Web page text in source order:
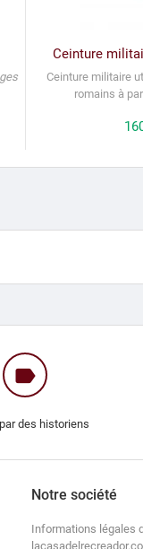
Ceinture
Ceinture militaire
romains à
label
des historiens
Notre société
Informations légales